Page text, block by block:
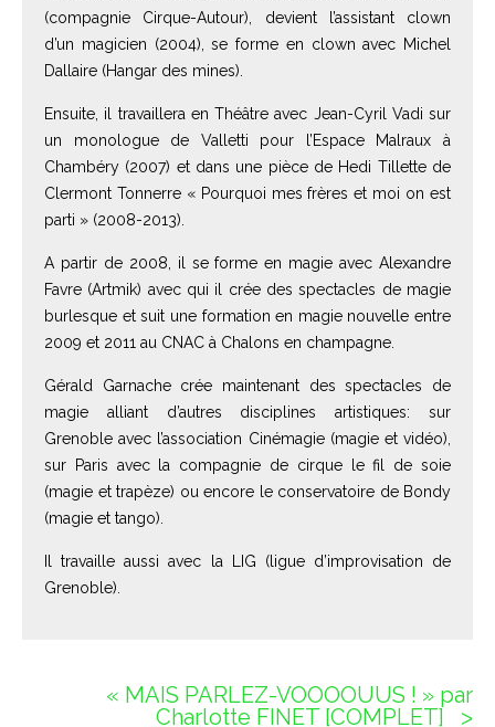
(compagnie Cirque-Autour), devient l’assistant clown
d’un magicien (2004), se forme en clown avec Michel
Dallaire (Hangar des mines).
Ensuite, il travaillera en Théâtre avec Jean-Cyril Vadi sur
un monologue de Valletti pour l’Espace Malraux à
Chambéry (2007) et dans une pièce de Hedi Tillette de
Clermont Tonnerre « Pourquoi mes frères et moi on est
parti » (2008-2013).
A partir de 2008, il se forme en magie avec Alexandre
Favre (Artmik) avec qui il crée des spectacles de magie
burlesque et suit une formation en magie nouvelle entre
2009 et 2011 au CNAC à Chalons en champagne.
Gérald Garnache crée maintenant des spectacles de
magie alliant d’autres disciplines artistiques: sur
Grenoble avec l’association Cinémagie (magie et vidéo),
sur Paris avec la compagnie de cirque le fil de soie
(magie et trapèze) ou encore le conservatoire de Bondy
(magie et tango).
Il travaille aussi avec la LIG (ligue d’improvisation de
Grenoble).
« MAIS PARLEZ-VOOOOUUS ! » par
Charlotte FINET [COMPLET]
ᐳ